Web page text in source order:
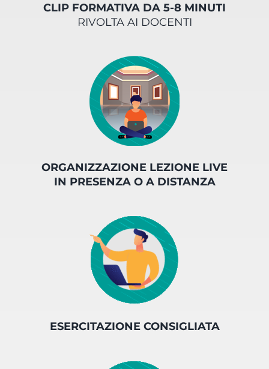
CLIP FORMATIVA DA 5-8 MINUTI
RIVOLTA AI DOCENTI
ORGANIZZAZIONE LEZIONE LIVE
IN PRESENZA O A DISTANZA
ESERCITAZIONE CONSIGLIATA